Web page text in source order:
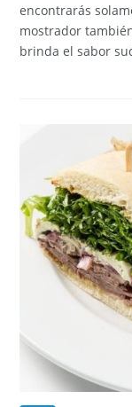
encontrarás
mostrador
brinda el sabor